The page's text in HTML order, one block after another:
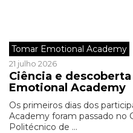
Tomar Emotional Academy
21 julho 2026
Ciência e
Emotional Academy
Os primeiros dias dos
Academy foram passado no
Politécnico de ...